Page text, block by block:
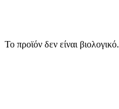
Το προϊόν δεν είναι βιολογικό.